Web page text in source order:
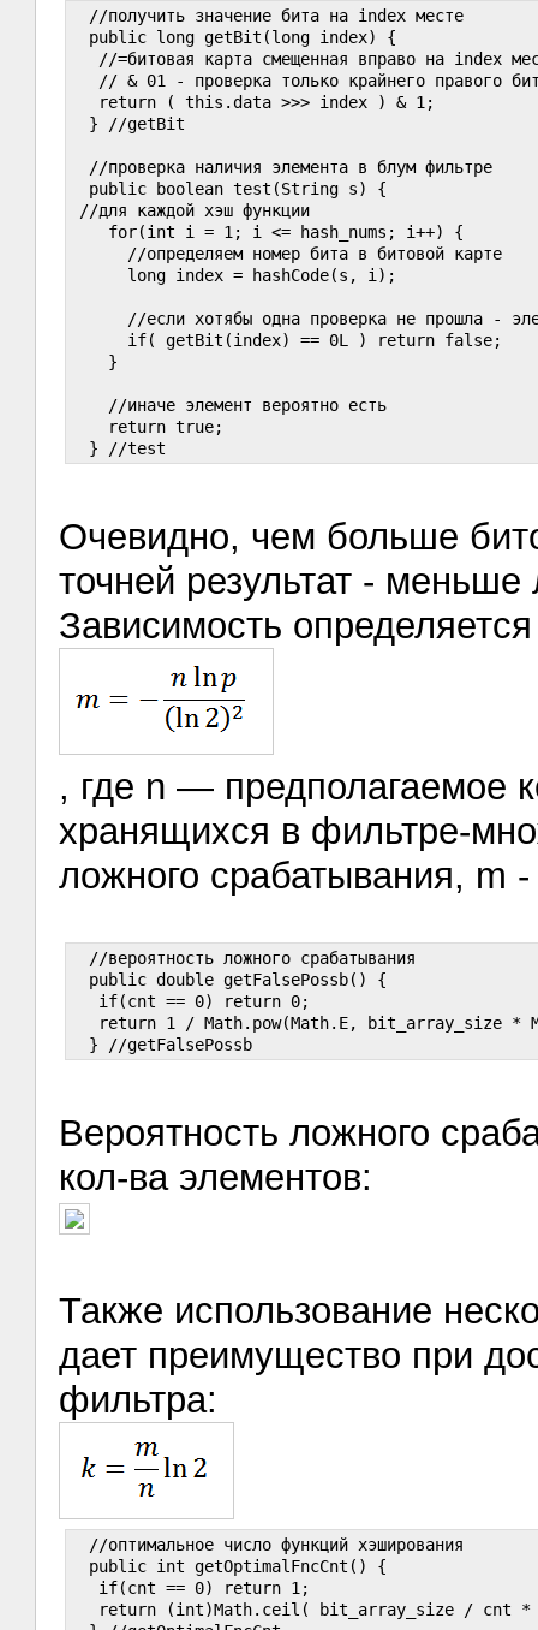
  //получить значение бита на index месте
  public long getBit(long index) {
//=битовая карта смещенная вправо на index
// & 01 - проверка только крайнего правого
   return ( this.data >>> index ) & 1;
  } //getBit
  //проверка наличия элемента в блум фильтре
  public boolean test(String s) {
//для каждой хэш функции
    for(int i = 1; i <= hash_nums; i++) {
      //определяем номер бита в битовой карте
      long index = hashCode(s, i);
//если хотябы одна проверка не прошла -
      if( getBit(index) == 0L ) return false;
    }
    //иначе элемент вероятно есть
    return true;
Очевидно, чем больше
точней результат -
Зависимость
, где n — предполагаемое
хранящихся в фильтре-
ложного срабатывания, m
  //вероятность ложного срабатывания
  public double getFalsePossb() {
   if(cnt == 0) return 0;
return 1 / Math.pow(Math.E, bit_array_size *
Вероятность ложного
кол-ва элементов:
Также использование
дает преимущество при
фильтра:
  //оптимальное число функций хэширования
  public int getOptimalFncCnt() {
   if(cnt == 0) return 1;
return (int)Math.ceil( bit_array_size / cnt *